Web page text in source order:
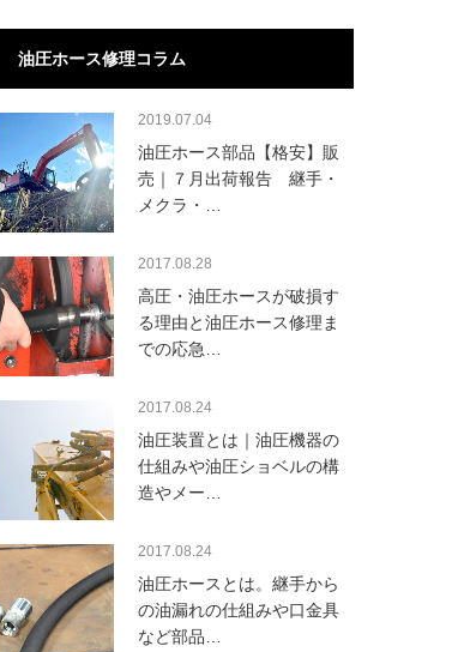
油圧ホース修理コラム
2019.07.04
油圧ホース部品【格安】販
売｜７月出荷報告 継手・
メクラ・…
2017.08.28
高圧・油圧ホースが破損す
る理由と油圧ホース修理ま
での応急…
2017.08.24
油圧装置とは｜油圧機器の
仕組みや油圧ショベルの構
造やメー…
2017.08.24
油圧ホースとは。継手から
の油漏れの仕組みや口金具
など部品…